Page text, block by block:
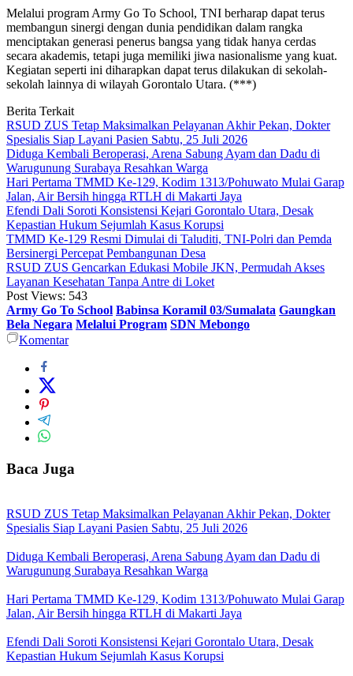
Melalui program Army Go To School, TNI berharap dapat terus
membangun sinergi dengan dunia pendidikan dalam rangka
menciptakan generasi penerus bangsa yang tidak hanya cerdas
secara akademis, tetapi juga memiliki jiwa nasionalisme yang kuat.
Kegiatan seperti ini diharapkan dapat terus dilakukan di sekolah-
sekolah lainnya di wilayah Gorontalo Utara. (***)
Berita Terkait
RSUD ZUS Tetap Maksimalkan Pelayanan Akhir Pekan, Dokter
Spesialis Siap Layani Pasien Sabtu, 25 Juli 2026
Diduga Kembali Beroperasi, Arena Sabung Ayam dan Dadu di
Warugunung Surabaya Resahkan Warga
Hari Pertama TMMD Ke-129, Kodim 1313/Pohuwato Mulai Garap
Jalan, Air Bersih hingga RTLH di Makarti Jaya
Efendi Dali Soroti Konsistensi Kejari Gorontalo Utara, Desak
Kepastian Hukum Sejumlah Kasus Korupsi
TMMD Ke-129 Resmi Dimulai di Taluditi, TNI-Polri dan Pemda
Bersinergi Percepat Pembangunan Desa
RSUD ZUS Gencarkan Edukasi Mobile JKN, Permudah Akses
Layanan Kesehatan Tanpa Antre di Loket
Post Views: 543
Army Go To School Babinsa Koramil 03/Sumalata Gaungkan
Bela Negara Melalui Program SDN Mebongo
Komentar
Baca Juga
RSUD ZUS Tetap Maksimalkan Pelayanan Akhir Pekan, Dokter
Spesialis Siap Layani Pasien Sabtu, 25 Juli 2026
Diduga Kembali Beroperasi, Arena Sabung Ayam dan Dadu di
Warugunung Surabaya Resahkan Warga
Hari Pertama TMMD Ke-129, Kodim 1313/Pohuwato Mulai Garap
Jalan, Air Bersih hingga RTLH di Makarti Jaya
Efendi Dali Soroti Konsistensi Kejari Gorontalo Utara, Desak
Kepastian Hukum Sejumlah Kasus Korupsi